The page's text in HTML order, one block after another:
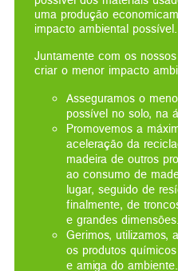
uma produção
impacto ambiental possível.
Juntamente com os
criar o menor impacto
Asseguramos o
possível no solo, na
Promovemos a
aceleração da
madeira de outros
ao consumo de
lugar, seguido de
finalmente, de
e grandes dimensões.
Gerimos, utilizamos,
os produtos
e amiga do ambiente.